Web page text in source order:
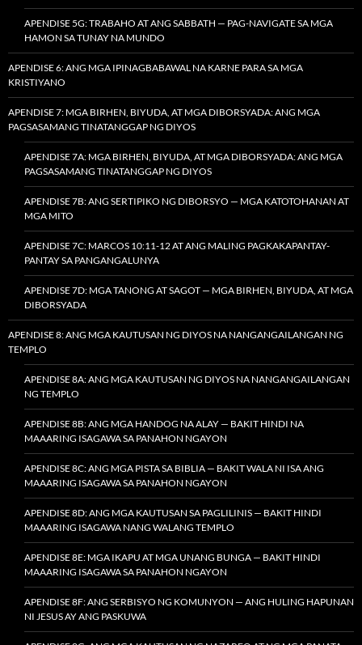
APENDISE 5G: TRABAHO AT ANG SABBATH — PAG-NAVIGATE SA MGA
HAMON SA TUNAY NA MUNDO
APENDISE 6: ANG MGA IPINAGBABAWAL NA KARNE PARA SA MGA
KRISTIYANO
APENDISE 7: MGA BIRHEN, BIYUDA, AT MGA DIBORSYADA: ANG MGA
PAGSASAMANG TINATANGGAP NG DIYOS
APENDISE 7A: MGA BIRHEN, BIYUDA, AT MGA DIBORSYADA: ANG MGA
PAGSASAMANG TINATANGGAP NG DIYOS
APENDISE 7B: ANG SERTIPIKO NG DIBORSYO — MGA KATOTOHANAN AT
MGA MITO
APENDISE 7C: MARCOS 10:11-12 AT ANG MALING PAGKAKAPANTAY-
PANTAY SA PANGANGALUNYA
APENDISE 7D: MGA TANONG AT SAGOT — MGA BIRHEN, BIYUDA, AT MGA
DIBORSYADA
APENDISE 8: ANG MGA KAUTUSAN NG DIYOS NA NANGANGAILANGAN NG
TEMPLO
APENDISE 8A: ANG MGA KAUTUSAN NG DIYOS NA NANGANGAILANGAN
NG TEMPLO
APENDISE 8B: ANG MGA HANDOG NA ALAY — BAKIT HINDI NA
MAAARING ISAGAWA SA PANAHON NGAYON
APENDISE 8C: ANG MGA PISTA SA BIBLIA — BAKIT WALA NI ISA ANG
MAAARING ISAGAWA SA PANAHON NGAYON
APENDISE 8D: ANG MGA KAUTUSAN SA PAGLILINIS — BAKIT HINDI
MAAARING ISAGAWA NANG WALANG TEMPLO
APENDISE 8E: MGA IKAPU AT MGA UNANG BUNGA — BAKIT HINDI
MAAARING ISAGAWA SA PANAHON NGAYON
APENDISE 8F: ANG SERBISYO NG KOMUNYON — ANG HULING HAPUNAN
NI JESUS AY ANG PASKUWA